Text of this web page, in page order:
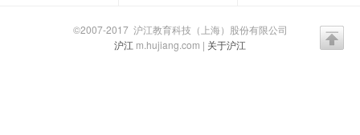
©2007-2017 沪江教育科技（上海）股份有限公司
沪江 m.hujiang.com | 关于沪江